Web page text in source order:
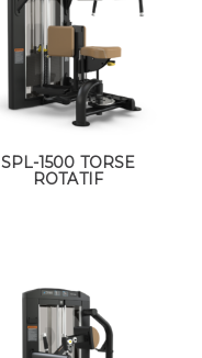
SPL-1500 TORSE
ROTATIF